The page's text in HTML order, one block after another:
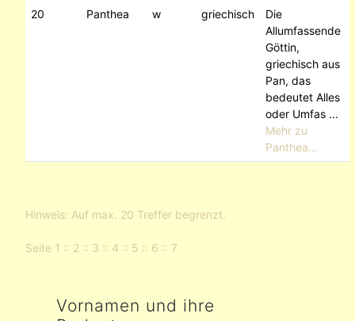
20 Panthea w griechisch
Die
Allumfassende
Göttin,
griechisch aus
Pan, das
bedeutet Alles
oder Umfas ...
Mehr zu
Panthea...
Hinweis: Auf max. 20 Treffer begrenzt.
Seite 1 :: 2 :: 3 :: 4 :: 5 :: 6 :: 7
Vornamen und ihre